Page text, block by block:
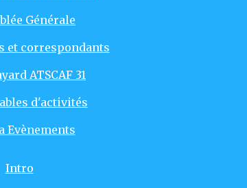
Générale
et correspondants
ATSCAF 31
d'activités
Evènements
Intro